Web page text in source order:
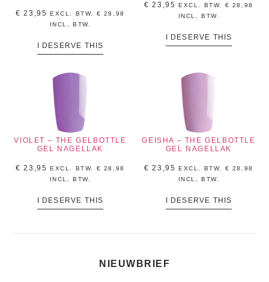
€ 23,95 EXCL. BTW. € 28,98
INCL, BTW.
I DESERVE THIS
€ 23,95 EXCL. BTW. € 28,98
INCL, BTW.
I DESERVE THIS
VIOLET – THE GELBOTTLE
GEL NAGELLAK
€ 23,95 EXCL. BTW. € 28,98
INCL, BTW.
I DESERVE THIS
GEISHA – THE GELBOTTLE
GEL NAGELLAK
€ 23,95 EXCL. BTW. € 28,98
INCL, BTW.
I DESERVE THIS
NIEUWBRIEF